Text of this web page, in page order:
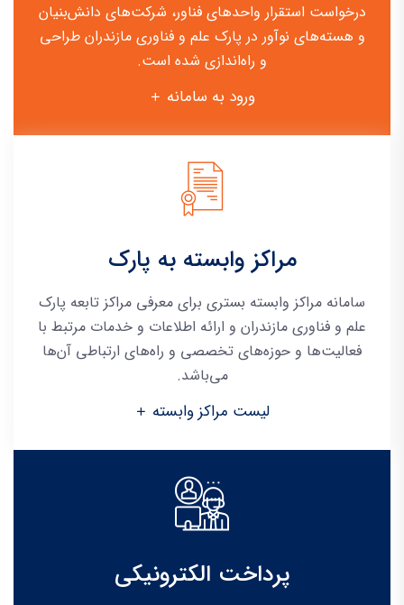
درخواست استقرار واحدهای فناور، شرکت‌های دانش‌بنیان
و هسته‌های نوآور در پارک علم و فناوری مازندران طراحی
و راه‌اندازی شده است.
ورود به سامانه
مراکز وابسته به پارک
سامانه مراکز وابسته بستری برای معرفی مراکز تابعه پارک
علم و فناوری مازندران و ارائه اطلاعات و خدمات مرتبط با
فعالیت‌ها و حوزه‌های تخصصی و راه‌های ارتباطی آن‌ها
می‌باشد.
لیست مراکز وابسته
پرداخت الکترونیکی